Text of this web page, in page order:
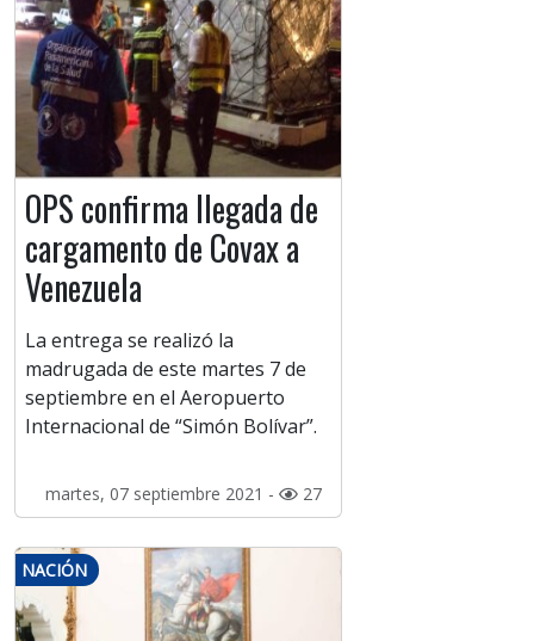
OPS confirma llegada de
cargamento de Covax a
Venezuela
La entrega se realizó la
madrugada de este martes 7 de
septiembre en el Aeropuerto
Internacional de “Simón Bolívar”.
martes, 07 septiembre 2021 - 27
NACIÓN